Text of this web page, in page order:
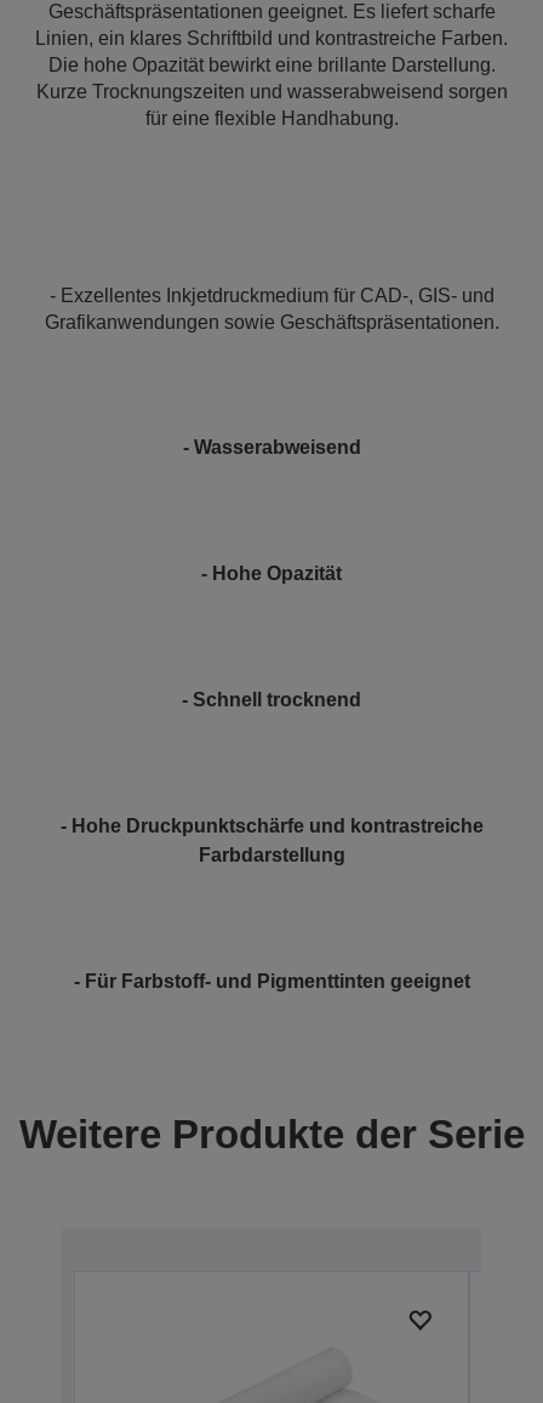
Geschäftspräsentationen geeignet. Es liefert scharfe
Linien, ein klares Schriftbild und kontrastreiche Farben.
Die hohe Opazität bewirkt eine brillante Darstellung.
Kurze Trocknungszeiten und wasserabweisend sorgen
für eine flexible Handhabung.
- Exzellentes Inkjetdruckmedium für CAD-, GIS- und
Grafikanwendungen sowie Geschäftspräsentationen.
- Wasserabweisend
- Hohe Opazität
- Schnell trocknend
- Hohe Druckpunktschärfe und kontrastreiche
Farbdarstellung
- Für Farbstoff- und Pigmenttinten geeignet
Weitere Produkte der Serie